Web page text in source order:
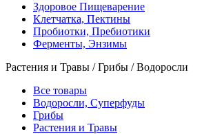
Здоровое Пищеварение
Клетчатка, Пектины
Пробиотки, Пребиотики
Ферменты, Энзимы
Растения и Травы / Грибы / Водоросли
Все товары
Водоросли, Суперфуды
Грибы
Растения и Травы